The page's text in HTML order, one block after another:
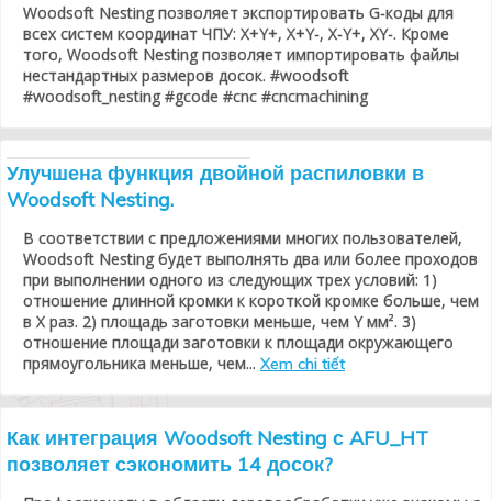
Woodsoft Nesting позволяет экспортировать G-коды для
всех систем координат ЧПУ: X+Y+, X+Y-, X-Y+, XY-. Кроме
того, Woodsoft Nesting позволяет импортировать файлы
нестандартных размеров досок. #woodsoft
#woodsoft_nesting #gcode #cnc #cncmachining
Улучшена функция двойной распиловки в
Woodsoft Nesting.
В соответствии с предложениями многих пользователей,
Woodsoft Nesting будет выполнять два или более проходов
при выполнении одного из следующих трех условий: 1)
отношение длинной кромки к короткой кромке больше, чем
в X раз. 2) площадь заготовки меньше, чем Y мм². 3)
отношение площади заготовки к площади окружающего
прямоугольника меньше, чем... Xem chi tiết
Как интеграция Woodsoft Nesting с AFU_HT
позволяет сэкономить 14 досок?